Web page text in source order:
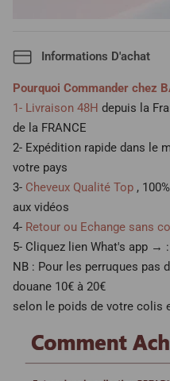
Informations D'achat
Pourquoi Commander chez
1- Livraison 48H depuis la
de la FRANCE
2- Expédition rapide dans le
votre pays
3- Cheveux Qualité Top ,
aux vidéos
4- Retour ou Echange sans
5- Cliquez lien What's app → :
NB : Pour les perruques pas
douane 10€ à 20€
selon le poids de votre colis